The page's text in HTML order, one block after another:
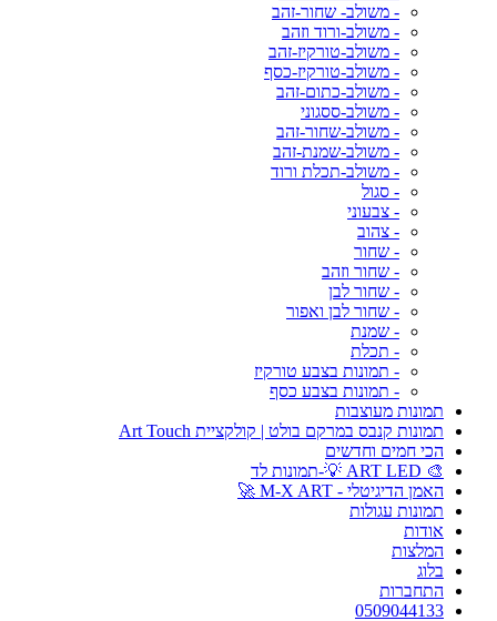
- משולב- שחור-זהב
- משולב-ורוד וזהב
- משולב-טורקיז-זהב
- משולב-טורקיז-כסף
- משולב-כתום-זהב
- משולב-ססגוני
- משולב-שחור-זהב
- משולב-שמנת-זהב
- משולב-תכלת ורוד
- סגול
- צבעוני
- צהוב
- שחור
- שחור וזהב
- שחור לבן
- שחור לבן ואפור
- שמנת
- תכלת
- תמונות בצבע טורקיז
- תמונות בצבע כסף
תמונות מעוצבות
תמונות קנבס במרקם בולט | קולקציית Art Touch
הכי חמים וחדשים
🎨 ART LED 💡-תמונות לד
האמן הדיגיטלי - M-X ART 🚀
תמונות עגולות
אודות
המלצות
בלוג
התחברות
0509044133